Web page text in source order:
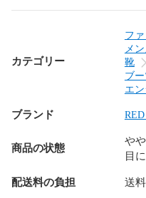
カテゴリー
フ
メ
靴
ブ
エ
ブランド
商品の状態
や
目
配送料の負担 送